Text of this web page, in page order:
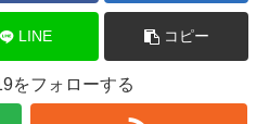
LINE コピー
をフォローする